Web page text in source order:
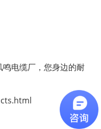
鸣电缆厂，您身边的耐